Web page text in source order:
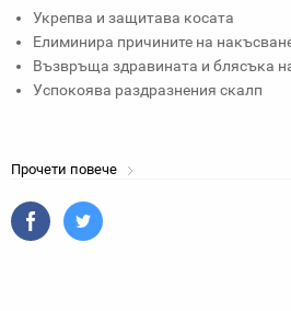
Укрепва и защитава косата
Елиминира причините на
Възвръща здравината и блясъка
Успокоява раздразнения скалп
Прочети повече